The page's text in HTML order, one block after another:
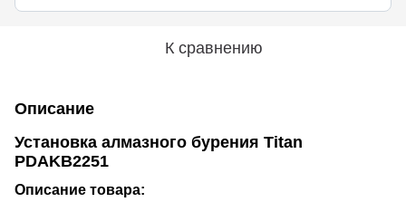
К сравнению
Описание
Установка алмазного бурения Titan
PDAKB2251
Описание товара: